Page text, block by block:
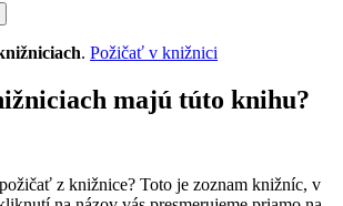
. Požičať v knižnici
majú túto knihu?
z knižnice? Toto je zoznam knižníc, v